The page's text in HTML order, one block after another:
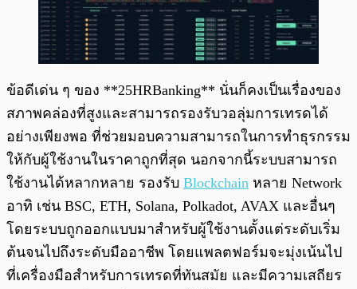
ข้อดีเด่น ๆ ของ **25HRBanking** นั่นก็คงเป็นเรื่องของ
สภาพคล่องที่สูงและสามารถรองรับวอลุ่มการเทรดได้
อย่างเพียงพอ ที่ช่วยมอบความสามารถในการทำธุรกรรม
ให้กับผู้ใช้งานในราคาถูกที่สุด นอกจากนี้ระบบสามารถ
ใช้งานได้หลากหลาย รองรับ Blockchain หลาย Network
อาทิ เช่น BSC, ETH, Solana, Polkadot, AVAX และอื่นๆ
โดยระบบถูกออกแบบมาสำหรับผู้ใช้งานตั้งแต่ระดับเริ่ม
ต้นจนไปถึงระดับมืออาชีพ โดยแพลตฟอร์มจะมุ่งเน้นไป
ที่เครื่องมือสำหรับการเทรดที่ทันสมัย และมีความเสถียร